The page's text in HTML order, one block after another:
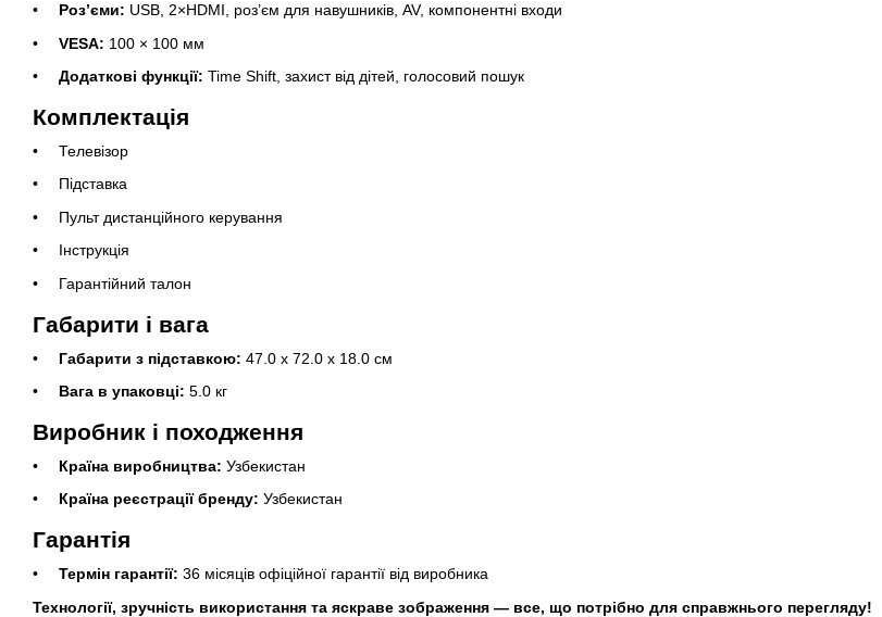
Роз’єми: USB, 2×HDMI, роз’єм для навушників, AV, компонентні входи
VESA: 100 × 100 мм
Додаткові функції: Time Shift, захист від дітей, голосовий пошук
Комплектація
Телевізор
Підставка
Пульт дистанційного керування
Інструкція
Гарантійний талон
Габарити і вага
Габарити з підставкою: 47.0 х 72.0 х 18.0 см
Вага в упаковці: 5.0 кг
Виробник і походження
Країна виробництва: Узбекистан
Країна реєстрації бренду: Узбекистан
Гарантія
Термін гарантії: 36 місяців офіційної гарантії від виробника
Технології, зручність використання та яскраве зображення — все, що потрібно для справжнього перегляду!